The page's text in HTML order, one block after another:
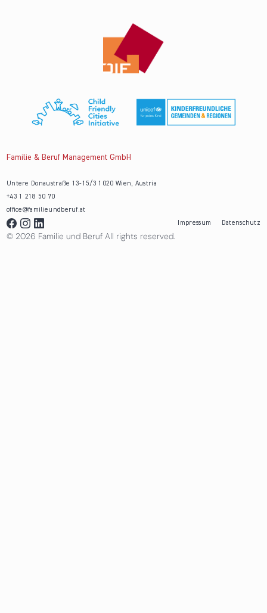
Familie & Beruf Management GmbH
Untere Donaustraße 13-15/3 1020 Wien, Austria
+43 1 218 50 70
office@familieundberuf.at
Impressum
Datenschutz
© 2026 Familie und Beruf All rights reserved.